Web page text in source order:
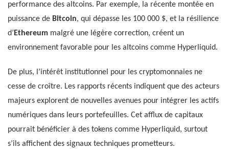
performance des altcoins. Par exemple, la récente montée en
puissance de Bitcoin, qui dépasse les 100 000 $, et la résilience
d’ Ethereum malgré une légère correction, créent un
environnement favorable pour les altcoins comme Hyperliquid.
De plus, l’intérêt institutionnel pour les cryptomonnaies ne
cesse de croître. Les rapports récents indiquent que des acteurs
majeurs explorent de nouvelles avenues pour intégrer les actifs
numériques dans leurs portefeuilles. Cet afflux de capitaux
pourrait bénéficier à des tokens comme Hyperliquid, surtout
s’ils affichent des signaux techniques prometteurs.